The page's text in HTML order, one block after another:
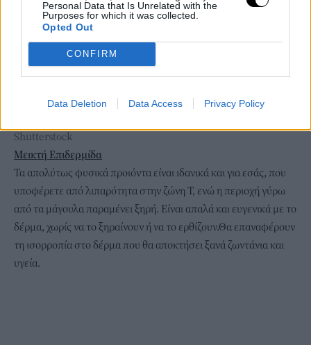
Personal Data that Is Unrelated with the
Purposes for which it was collected.
Opted Out
CONFIRM
Data Deletion Data Access Privacy Policy
Shutterstock
Μεικτή Επιδερμίδα
Τα απολύτως φυσικά προιόντα είναι ιδανικά και για εσάς, που
υποφέρετε από λιπαρότητα στην ζώνη Τ, ενώ η περιοχή γύρω
από τα μάγουλα παραμένει ξηρή. Είναι απαλά και ευγενικά με το
δέρμα, χωρίς να το ξηραίνουν ή να το ερθίζουν.Θα επαναφέρουν
τη ισορροπία στο δέρμα που θα αποκτήσει ξανά ζωντάνια και
υγεία.